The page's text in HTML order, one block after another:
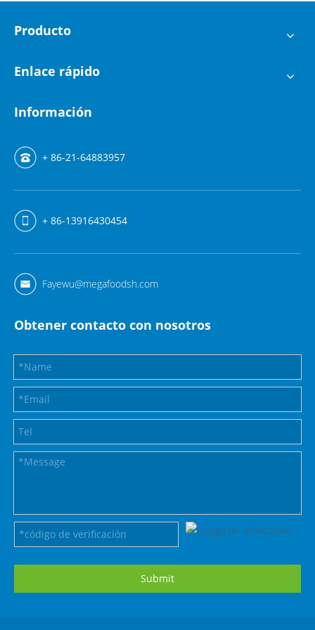
Producto
Enlace rápido
Información
+ 86-21-64883957
+ 86-13916430454
Fayewu@megafoodsh.com
Obtener contacto con nosotros
Submit